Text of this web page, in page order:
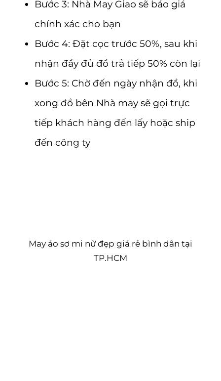
Bước 3: Nhà May Giao sẽ báo giá
chính xác cho bạn
Bước 4: Đặt cọc trước 50%, sau khi
nhận đầy đủ đồ trả tiếp 50% còn lại
Bước 5: Chờ đến ngày nhận đồ, khi
xong đồ bên Nhà may sẽ gọi trực
tiếp khách hàng đến lấy hoặc ship
đến công ty
May áo sơ mi nữ đẹp giá rẻ bình dân tại
TP.HCM